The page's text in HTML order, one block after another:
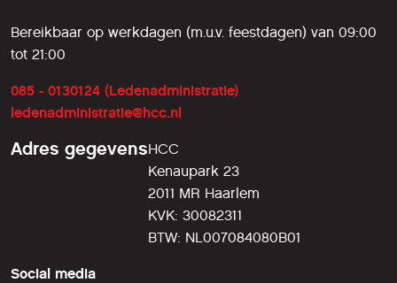
Bereikbaar op werkdagen (m.u.v. feestdagen) van 09:00
tot 21:00
085 - 0130124 (Ledenadministratie)
ledenadministratie@hcc.nl
Adres gegevensHCC
Kenaupark 23
2011 MR Haarlem
KVK: 30082311
BTW: NL007084080B01
Social media